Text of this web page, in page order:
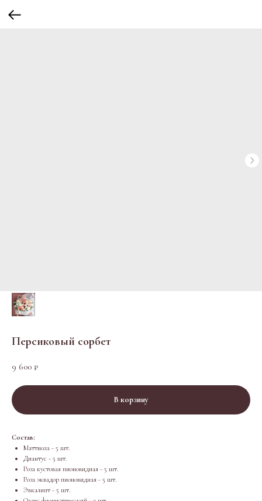
Персиковый сорбет
9 600 ₽
В корзину
Состав:
Маттиола - 5 шт.
Диантус - 5 шт.
Роза кустовая пионовидная - 5 шт.
Роза эквадор пионовидная - 5 шт.
Эвкалипт - 5 шт.